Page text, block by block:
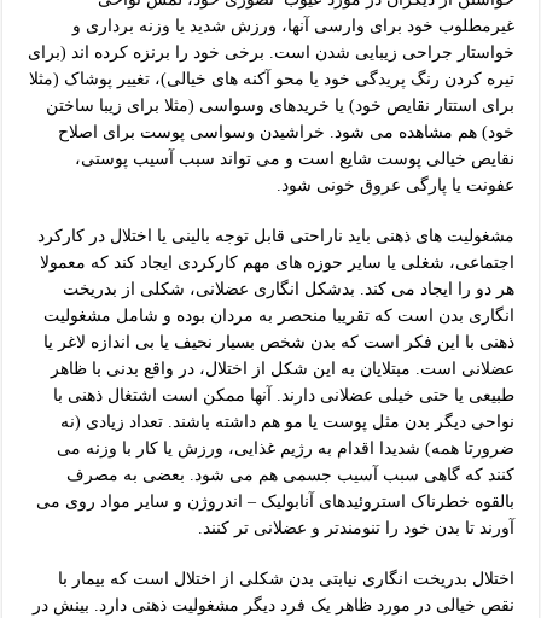
غیرمطلوب خود برای وارسی آنها، ورزش شدید یا وزنه برداری و
خواستار جراحی زیبایی شدن است. برخی خود را برنزه کرده اند (برای
تیره کردن رنگ پریدگی خود یا محو آکنه های خیالی)، تغییر پوشاک (مثلا
برای استتار نقایص خود) یا خریدهای وسواسی (مثلا برای زیبا ساختن
خود) هم مشاهده می شود. خراشیدن وسواسی پوست برای اصلاح
نقایص خیالی پوست شایع است و می تواند سبب آسیب پوستی،
عفونت یا پارگی عروق خونی شود.
مشغولیت های ذهنی باید ناراحتی قابل توجه بالینی یا اختلال در کارکرد
اجتماعی، شغلی یا سایر حوزه های مهم کارکردی ایجاد کند که معمولا
هر دو را ایجاد می کند. بدشکل انگاری عضلانی، شکلی از بدریخت
انگاری بدن است که تقریبا منحصر به مردان بوده و شامل مشغولیت
ذهنی با این فکر است که بدن شخص بسیار نحیف یا بی اندازه لاغر یا
عضلانی است. مبتلایان به این شکل از اختلال، در واقع بدنی با ظاهر
طبیعی یا حتی خیلی عضلانی دارند. آنها ممکن است اشتغال ذهنی با
نواحی دیگر بدن مثل پوست یا مو هم داشته باشند. تعداد زیادی (نه
ضرورتا همه) شدیدا اقدام به رژیم غذایی، ورزش یا کار با وزنه می
کنند که گاهی سبب آسیب جسمی هم می شود. بعضی به مصرف
بالقوه خطرناک استروئیدهای آنابولیک – اندروژن و سایر مواد روی می
آورند تا بدن خود را تنومندتر و عضلانی تر کنند.
اختلال بدریخت انگاری نیابتی بدن شکلی از اختلال است که بیمار با
نقص خیالی در مورد ظاهر یک فرد دیگر مشغولیت ذهنی دارد. بینش در